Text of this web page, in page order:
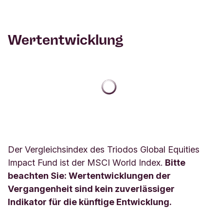
Wertentwicklung
Der Vergleichsindex des Triodos Global Equities
Impact Fund ist der MSCI World Index. Bitte
beachten Sie: Wertentwicklungen der
Vergangenheit sind kein zuverlässiger
Indikator für die künftige Entwicklung.